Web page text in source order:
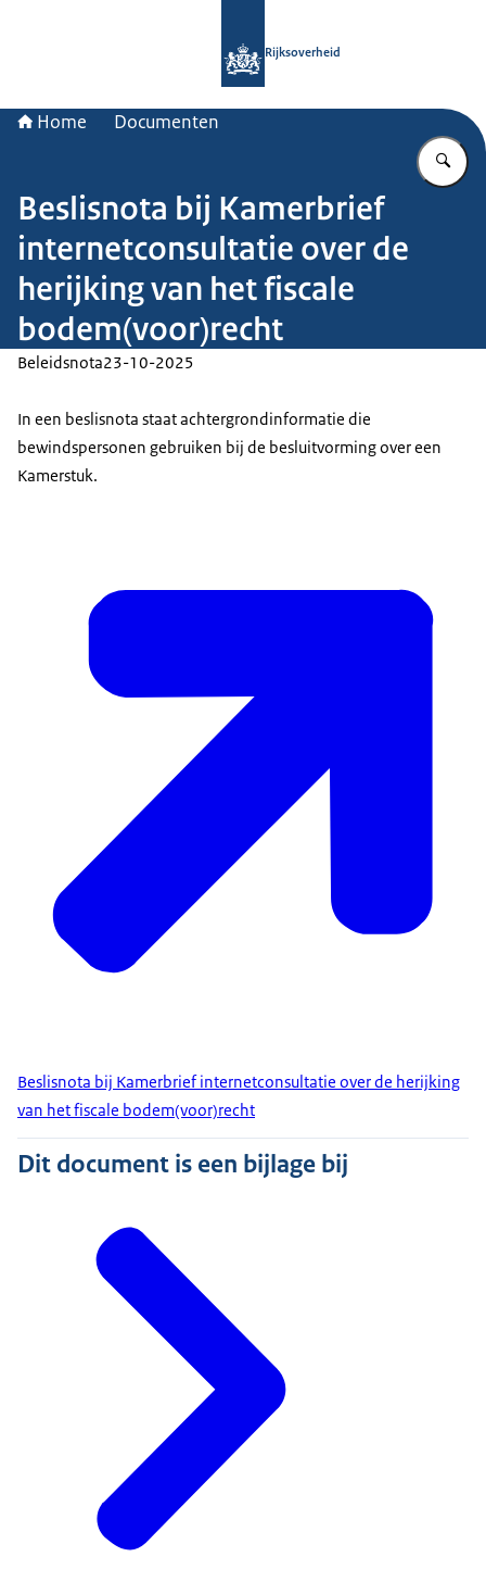
Rijksoverheid
Home Documenten
Beslisnota bij Kamerbrief
internetconsultatie over de
herijking van het fiscale
bodem(voor)recht
Beleidsnota23-10-2025
In een beslisnota staat achtergrondinformatie die
bewindspersonen gebruiken bij de besluitvorming over een
Kamerstuk.
Beslisnota bij Kamerbrief internetconsultatie over de herijking
van het fiscale bodem(voor)recht
Dit document is een bijlage bij